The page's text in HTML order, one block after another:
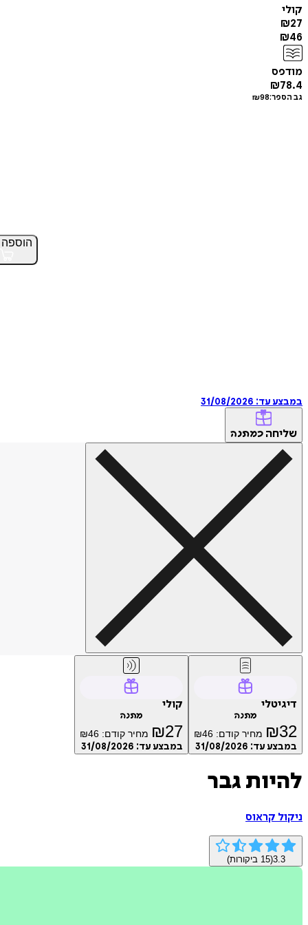
קולי
₪27
₪46
מודפס
₪78.4
גב הספר: ₪98
הוספה
במבצע עד: 31/08/2026
שליחה כמתנה
דיגיטלי
מתנה
₪32 מחיר קודם: ₪46
במבצע עד: 31/08/2026
קולי
מתנה
₪27 מחיר קודם: ₪46
במבצע עד: 31/08/2026
להיות גבר
ניקול קראוס
3.3
(
15 ביקורות)